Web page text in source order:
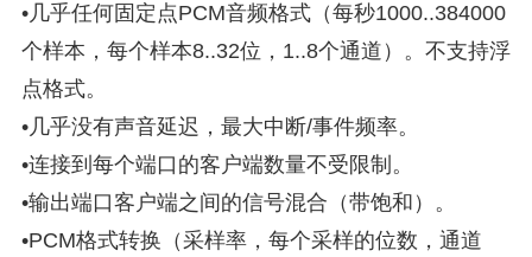
•几乎任何固定点PCM音频格式（每秒1000..384000
个样本，每个样本8..32位，1..8个通道）。不支持浮
点格式。
•几乎没有声音延迟，最大中断/事件频率。
•连接到每个端口的客户端数量不受限制。
•输出端口客户端之间的信号混合（带饱和）。
•PCM格式转换（采样率，每个采样的位数，通道